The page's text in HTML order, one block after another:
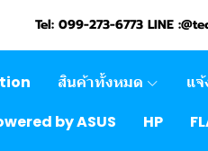
Tel: 099-273-6773 LINE
สินค้าทั้งหมด
แจ้
by ASUS HP